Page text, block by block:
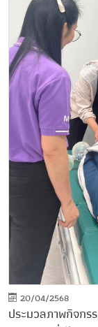
20/04/2568
ประมวลภาพกิจกร